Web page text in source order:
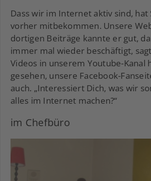
Dass wir im Internet aktiv sind, hat
vorher mitbekommen. Unsere
dortigen Beiträge kannte er gut,
immer mal wieder beschäftigt,
Videos in unserem Youtube-Kanal
gesehen, unsere Facebook-
auch. „Interessiert Dich, was wir
alles im Internet machen?“
im Chefbüro